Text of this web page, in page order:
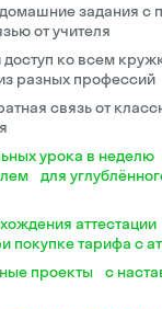
задания с
от учителя
ко всем
разных профессий
связь от
урока в
для
покупке тарифа с
проекты с